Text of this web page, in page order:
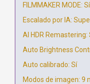
FILMMAKER MODE: Sí
Escalado por IA:
AI HDR Remastering:
Auto Brightness
Auto calibrado: Sí
Modos de imagen: 9